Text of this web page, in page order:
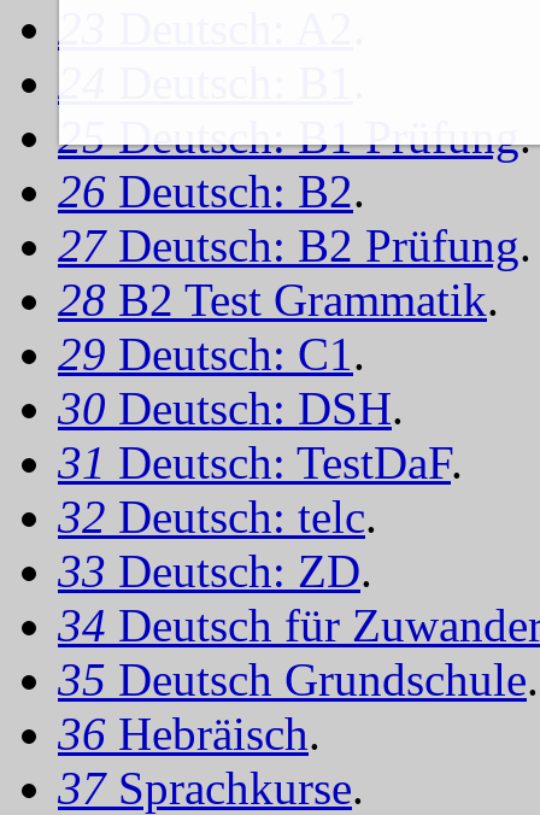
23
24
25Deutsch: B1 Prüfung.
26 Deutsch: B2.
27 Deutsch: B2 Prüfung.
28 B2 Test Grammatik.
29 Deutsch: C1.
30 Deutsch: DSH.
31 Deutsch: TestDaF.
32 Deutsch: telc.
33 Deutsch: ZD.
34 Deutsch für
35 Deutsch Grundschule.
36 Hebräisch.
37 Sprachkurse.